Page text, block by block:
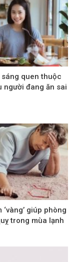
sáng quen thuộc
người đang ăn sai
giúp phòng
trong mùa lạnh